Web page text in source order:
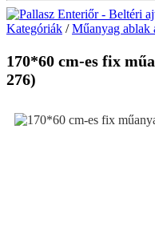
Kategóriák /Műanyag ablak
170*60 cm-es fix
276)